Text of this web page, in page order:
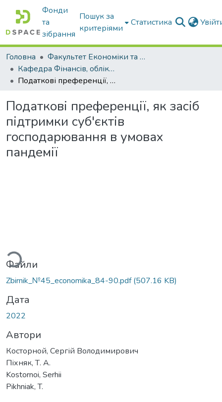
Фонди
та
зібрання
Пошук за
критеріями
Статистика
Головна
Факультет Економіки та бізнесу
Кафедра Фінансів, обліку і оподаткування
Податкові преференції, як засіб підтримки суб'єктів господарювання в умовах пандемії
Податкові преференції, як засіб
підтримки суб'єктів
господарювання в умовах
пандемії
Вантажиться...
Файли
Zbirnik_№45_economika_84-90.pdf(507.16 KB)
Дата
2022
Автори
Косторной, Сергій Володимирович
Піхняк, Т. А.
Kostornoi, Serhii
Pikhniak, T.